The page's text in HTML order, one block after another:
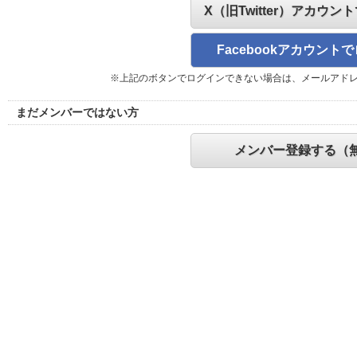
X（旧Twitter）アカウン
Facebookアカウントで
※上記のボタンでログインできない場合は、メールアド
まだメンバーではない方
メンバー登録する（